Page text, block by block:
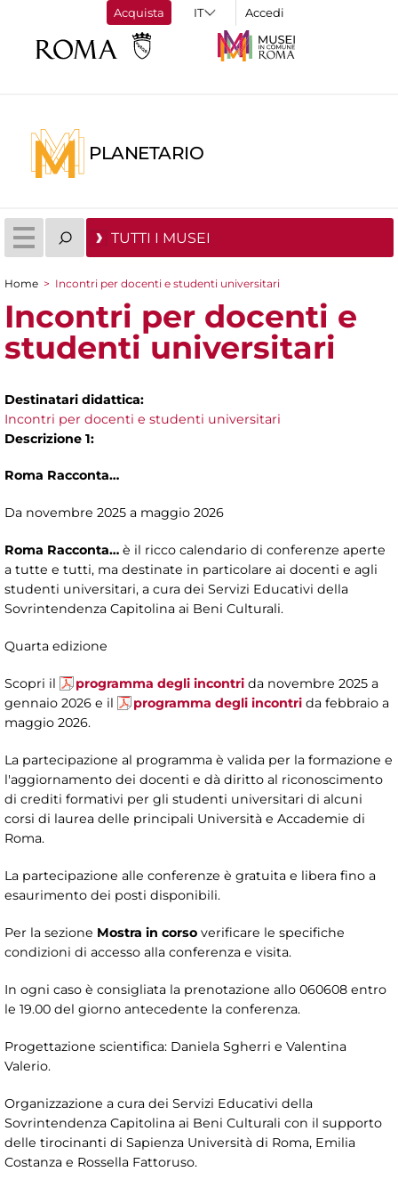
Acquista Accedi
PLANETARIO
TUTTI I MUSEI
Tu sei qui
Home > Incontri per docenti e studenti universitari
Incontri per docenti e
studenti universitari
Destinatari didattica:
Incontri per docenti e studenti universitari
Descrizione 1:
Roma Racconta…
Da novembre 2025 a maggio 2026
Roma Racconta… è il ricco calendario di conferenze aperte
a tutte e tutti, ma destinate in particolare ai docenti e agli
studenti universitari, a cura dei Servizi Educativi della
Sovrintendenza Capitolina ai Beni Culturali.
Quarta edizione
Scopri il programma degli incontri da novembre 2025 a
gennaio 2026 e il
programma degli incontri da febbraio a
maggio 2026.
La partecipazione al programma è valida per la formazione e
l'aggiornamento dei docenti e dà diritto al riconoscimento
di crediti formativi per gli studenti universitari di alcuni
corsi di laurea delle principali Università e Accademie di
Roma.
La partecipazione alle conferenze è gratuita e libera fino a
esaurimento dei posti disponibili.
Per la sezione Mostra in corso verificare le specifiche
condizioni di accesso alla conferenza e visita.
In ogni caso è consigliata la prenotazione allo 060608 entro
le 19.00 del giorno antecedente la conferenza.
Progettazione scientifica: Daniela Sgherri e Valentina
Valerio.
Organizzazione a cura dei Servizi Educativi della
Sovrintendenza Capitolina ai Beni Culturali con il supporto
delle tirocinanti di Sapienza Università di Roma, Emilia
Costanza e Rossella Fattoruso.